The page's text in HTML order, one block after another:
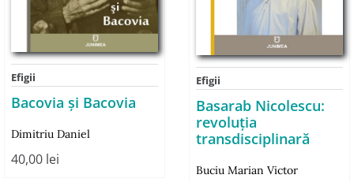
Efigii
Bacovia şi Bacovia
Dimitriu Daniel
40,00 lei
Efigii
Basarab Nicolescu:
revoluția
transdisciplinară
Buciu Marian Victor